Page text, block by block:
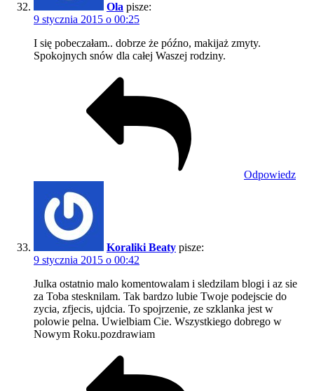
Ola pisze:
9 stycznia 2015 o 00:25
I się pobeczałam.. dobrze że późno, makijaż zmyty.
Spokojnych snów dla całej Waszej rodziny.
Odpowiedz
Koraliki Beaty pisze:
9 stycznia 2015 o 00:42
Julka ostatnio malo komentowalam i sledzilam blogi i az sie
za Toba stesknilam. Tak bardzo lubie Twoje podejscie do
zycia, zfjecis, ujdcia. To spojrzenie, ze szklanka jest w
polowie pelna. Uwielbiam Cie. Wszystkiego dobrego w
Nowym Roku.pozdrawiam